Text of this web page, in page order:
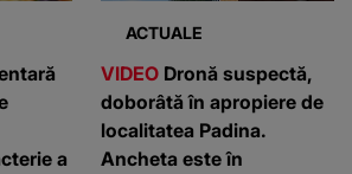
a
ACTUALE
VIDEO Dronă suspectă,
doborâtă în apropiere de
localitatea Padina.
Ancheta este în